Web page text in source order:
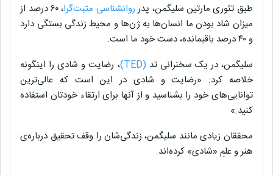
طبق تئوری مارتین سلیگمن، پدر روانشناسی مثبت‌گرا
،‌ ۶۰ درصد از
میزان شاد بودن ما انسان‌ها به ژن‌ها و محیط زندگی‌ بستگی دارد
و ۴۰ درصد باقیمانده، دست خود ما است.
سلیگمن، در یک سخنرانی تد (TED)
، رضایت و شادی را اینگونه
خلاصه کرد: «رضایت و شادی در این است که عالی‌ترین
توانایی‌های خود را بشناسید و از آنها برای ارتقاء خودتان استفاده
کنید.»
محققان زیادی مانند سلیگمن، زندگی‌شان را وقف تحقیق درباره‌ی
هنر و علمِ «شادی» کرده‌اند.